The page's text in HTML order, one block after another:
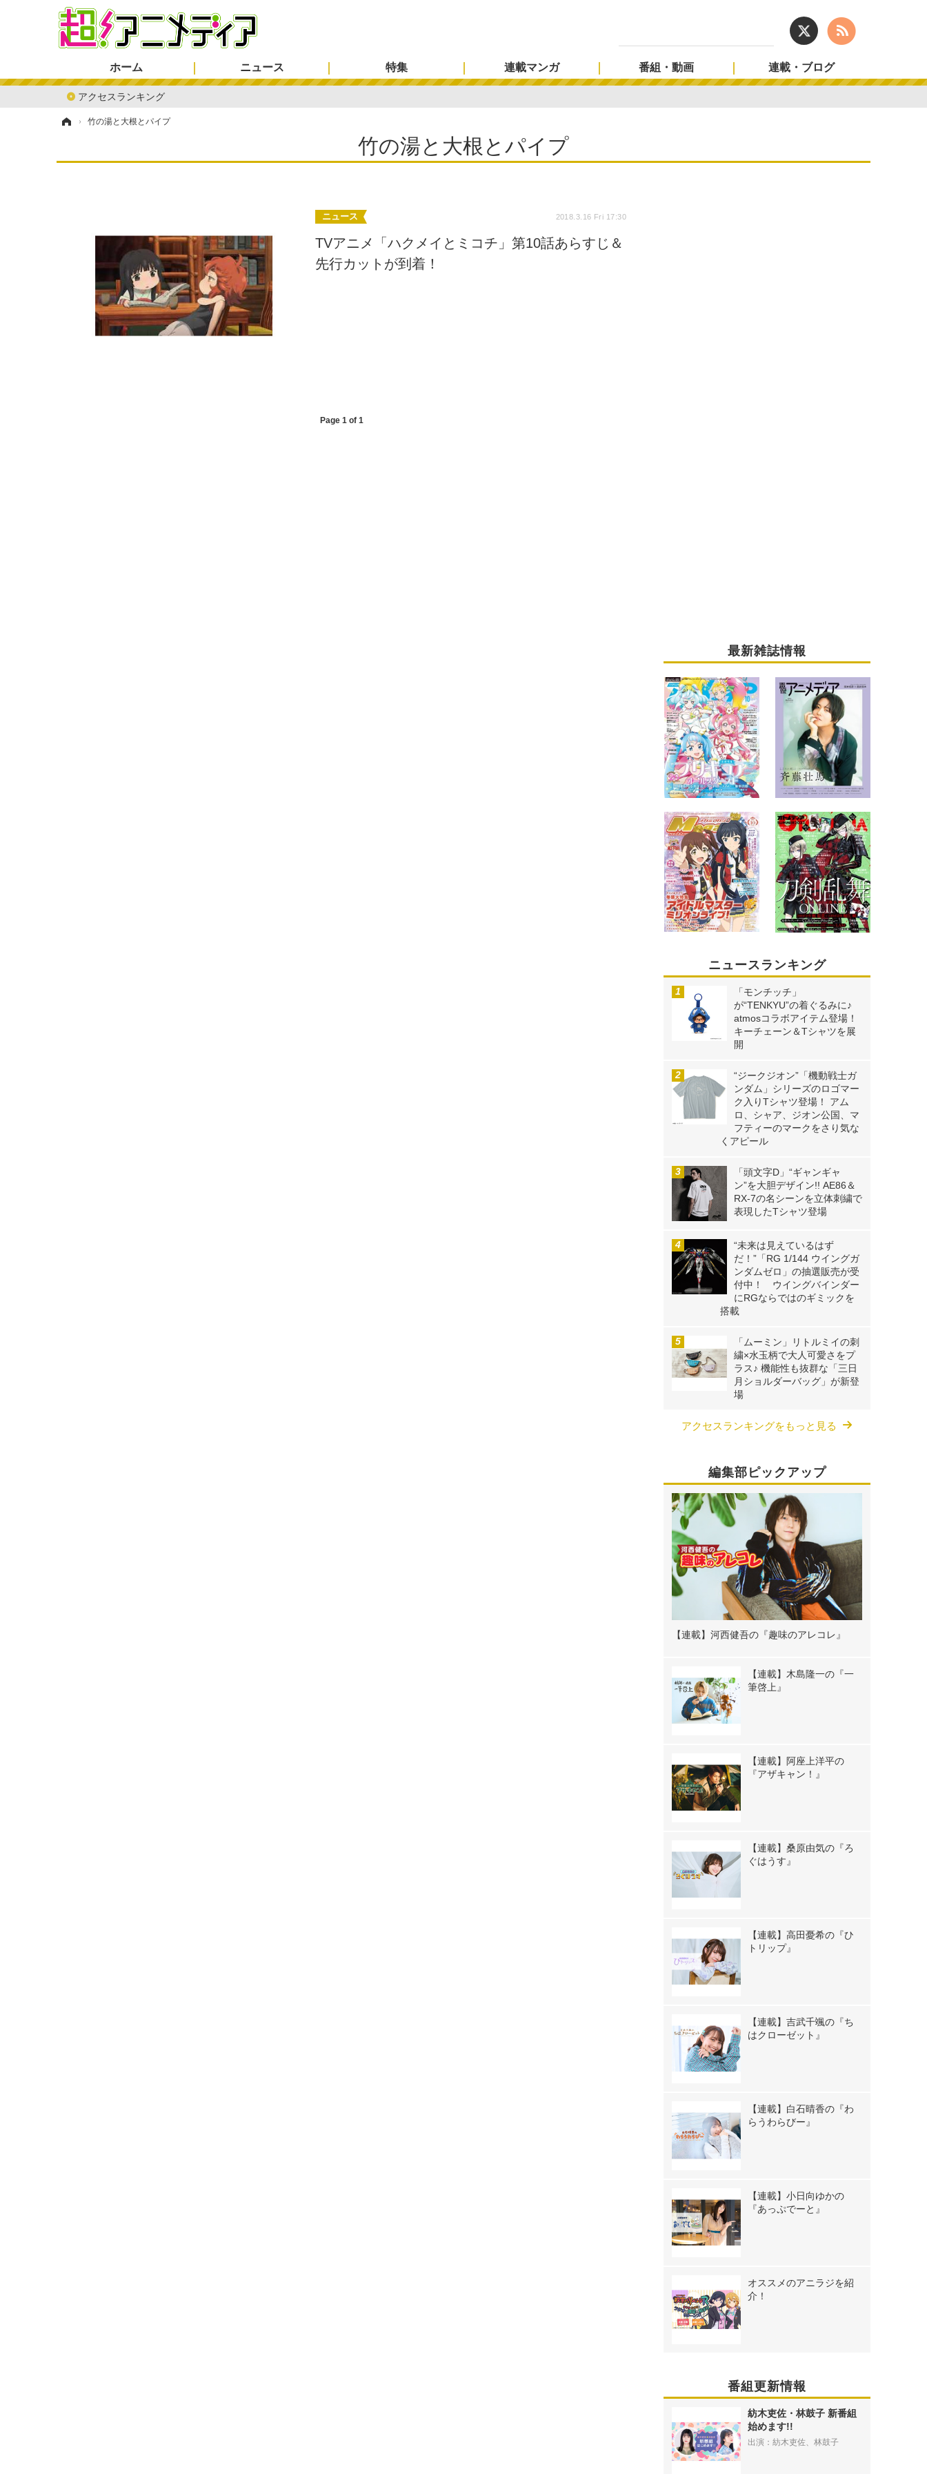
ホーム
アクセスランキング
ニュース 特集 連載マンガ 番組・動画 連載・ブログ
› 竹の湯と大根とパイプ
竹の湯と大根とパイプ
ニュース 2018.3.16 Fri 17:30
TVアニメ「ハクメイとミコチ」第10話あらすじ＆
先行カットが到着！
Page 1 of 1
最新雑誌情報
ニュースランキング
「モンチッチ」
が“TENKYU”の着ぐるみに♪
atmosコラボアイテム登場！
キーチェーン＆Tシャツを展
開
“ジークジオン”「機動戦士ガ
ンダム」シリーズのロゴマー
ク入りTシャツ登場！ アム
ロ、シャア、ジオン公国、マ
フティーのマークをさり気な
くアピール
「頭文字D」“ギャンギャ
ン”を大胆デザイン!! AE86＆
RX-7の名シーンを立体刺繍で
表現したTシャツ登場
“未来は見えているはず
だ！”「RG 1/144 ウイングガ
ンダムゼロ」の抽選販売が受
付中！ ウイングバインダー
にRGならではのギミックを
搭載
「ムーミン」リトルミイの刺
繍×水玉柄で大人可愛さをプ
ラス♪ 機能性も抜群な「三日
月ショルダーバッグ」が新登
場
アクセスランキングをもっと見る
編集部ピックアップ
【連載】河西健吾の『趣味のアレコレ』
【連載】木島隆一の『一
筆啓上』
【連載】阿座上洋平の
『アザキャン！』
【連載】桑原由気の『ろ
ぐはうす』
【連載】高田憂希の『ひ
トリップ』
【連載】吉武千颯の『ち
はクローゼット』
【連載】白石晴香の『わ
らうわらびー』
【連載】小日向ゆかの
『あっぷでーと』
オススメのアニラジを紹
介！
番組更新情報
紡木吏佐・林鼓子 新番組
始めます!!
出演：紡木吏佐、林鼓子